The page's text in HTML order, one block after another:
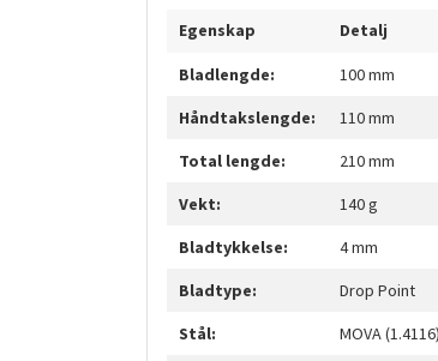
Egenskap Detalj
Bladlengde:
100 mm
Håndtakslengde:
110 mm
Total lengde:
210 mm
Vekt:
140 g
Bladtykkelse:
4 mm
Bladtype:
Drop Point
Stål:
MOVA (1.4116)